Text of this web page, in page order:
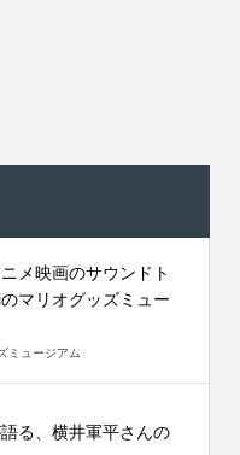
メ映画のサウンドト
マリオグッズミュー
ミュージアム
る、横井軍平さんの